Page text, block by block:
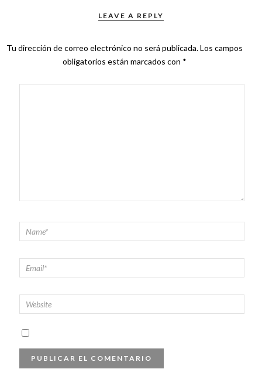
LEAVE A REPLY
Tu dirección de correo electrónico no será publicada.Los campos
obligatorios están marcados con *